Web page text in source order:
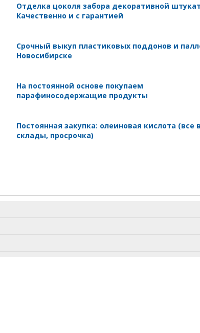
Отделка цоколя забора декоративной
Качественно и с гарантией
Срочный выкуп пластиковых поддонов и
Новосибирске
На постоянной основе покупаем
парафиносодержащие продукты
Постоянная закупка: олеиновая кислота (все
склады, просрочка)